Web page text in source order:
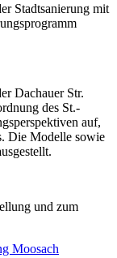
Stadtsanierung mit
Dachauer Str.
des St.-
auf,
Die Modelle sowie
und zum
Moosach